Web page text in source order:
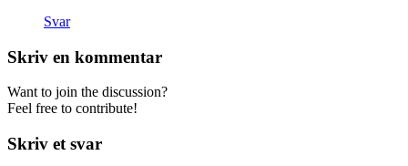
Svar
Skriv en kommentar
Want to join the discussion?
Feel free to contribute!
Skriv et svar